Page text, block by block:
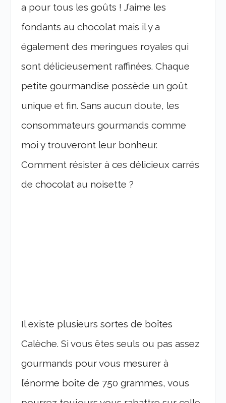
a pour tous les goûts ! J’aime les
fondants au chocolat mais il y a
également des meringues royales qui
sont délicieusement raffinées. Chaque
petite gourmandise possède un goût
unique et fin. Sans aucun doute, les
consommateurs gourmands comme
moi y trouveront leur bonheur.
Comment résister à ces délicieux carrés
de chocolat au noisette ?
Il existe plusieurs sortes de boîtes
Calèche. Si vous êtes seuls ou pas assez
gourmands pour vous mesurer à
l’énorme boîte de 750 grammes, vous